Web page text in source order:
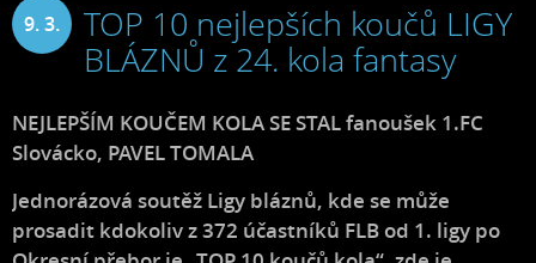
9. 3.
TOP 10 nejlepších koučů LIGY
BLÁZNŮ z 24. kola fantasy
NEJLEPŠÍM KOUČEM KOLA SE STAL fanoušek 1.FC
Slovácko, PAVEL TOMALA
Jednorázová soutěž Ligy bláznů, kde se může
prosadit kdokoliv z 372 účastníků FLB od 1. ligy po